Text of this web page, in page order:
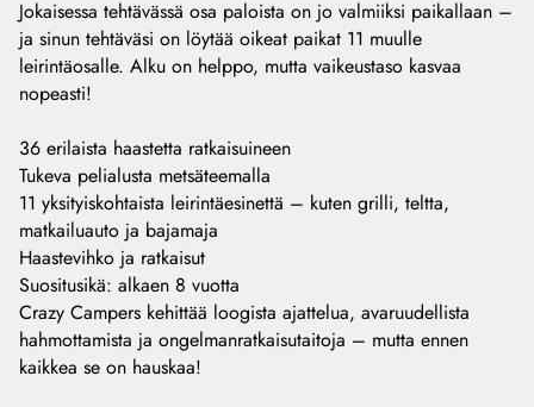
Jokaisessa tehtävässä osa paloista on jo valmiiksi paikallaan –
ja sinun tehtäväsi on löytää oikeat paikat 11 muulle
leirintäosalle. Alku on helppo, mutta vaikeustaso kasvaa
nopeasti!
36 erilaista haastetta ratkaisuineen
Tukeva pelialusta metsäteemalla
11 yksityiskohtaista leirintäesinettä – kuten grilli, teltta,
matkailuauto ja bajamaja
Haastevihko ja ratkaisut
Suositusikä: alkaen 8 vuotta
Crazy Campers kehittää loogista ajattelua, avaruudellista
hahmottamista ja ongelmanratkaisutaitoja – mutta ennen
kaikkea se on hauskaa!